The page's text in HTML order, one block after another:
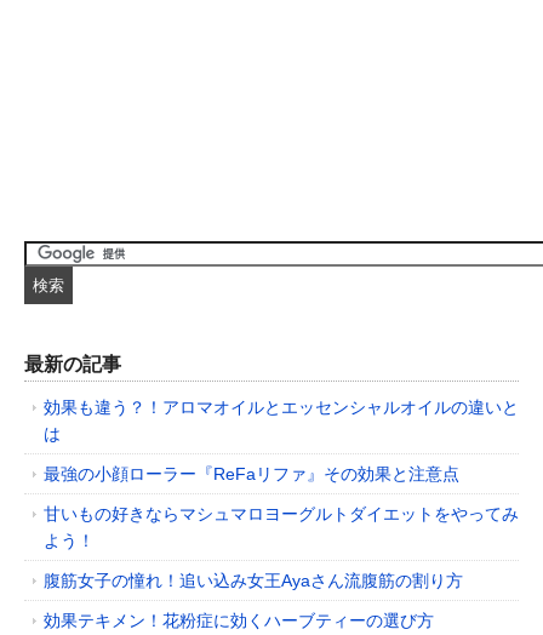
最新の記事
効果も違う？！アロマオイルとエッセンシャルオイルの違いと
は
最強の小顔ローラー『ReFaリファ』その効果と注意点
甘いもの好きならマシュマロヨーグルトダイエットをやってみ
よう！
腹筋女子の憧れ！追い込み女王Ayaさん流腹筋の割り方
効果テキメン！花粉症に効くハーブティーの選び方